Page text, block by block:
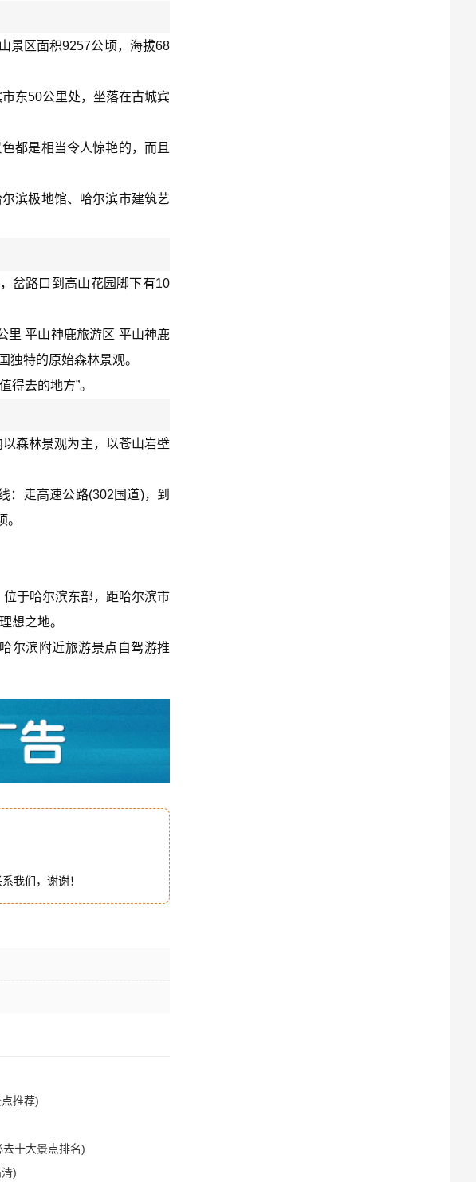
景区面积9257公顷，海拔68
东50公里处，坐落在古城宾
都是相当令人惊艳的，而且
滨极地馆、哈尔滨市建筑艺
路口到高山花园脚下有10
里 平山神鹿旅游区 平山神鹿
特的原始森林景观。
去的地方”。
森林景观为主，以苍山岩壁
：走高速公路(302国道)，到
于哈尔滨东部，距哈尔滨市
想之地。
尔滨附近旅游景点自驾游推
我们，谢谢！
推荐)
十大景点排名)
)